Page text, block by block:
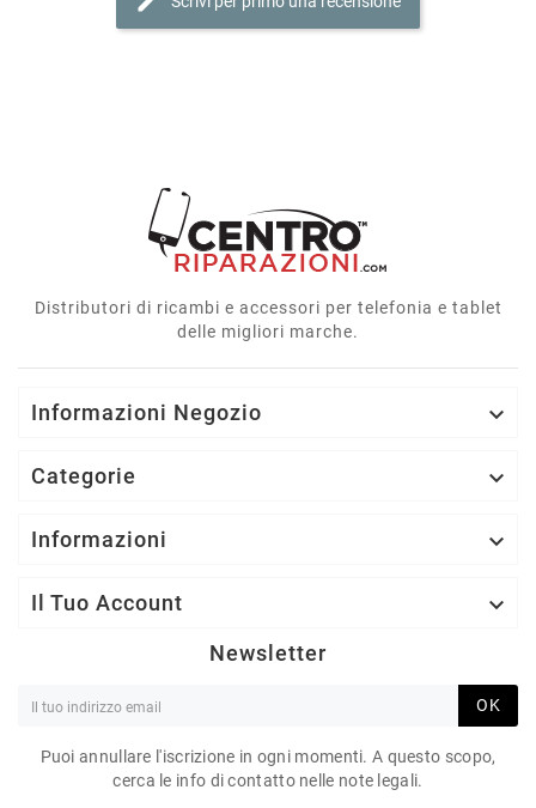
Distributori di ricambi e accessori per telefonia e tablet
delle migliori marche.
Informazioni Negozio 
Categorie 
Informazioni 
Il Tuo Account 
Newsletter
OK
Puoi annullare l'iscrizione in ogni momenti. A questo scopo,
cerca le info di contatto nelle note legali.